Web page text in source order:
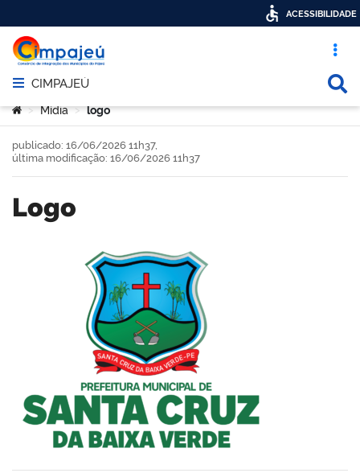
Acesso
Abrir menu principal de navegação
CIMPAJEÚ
Você está aqui:
> Mídia > logo
logo
publicado: 16/06/2026 11h37,
última modificação: 16/06/2026 11h37
ACESSIBILIDADE